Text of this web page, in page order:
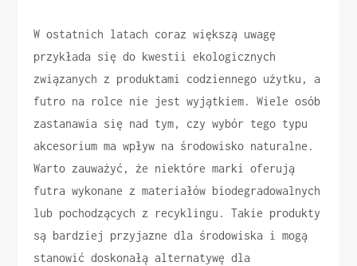
W ostatnich latach coraz większą uwagę
przykłada się do kwestii ekologicznych
związanych z produktami codziennego użytku, a
futro na rolce nie jest wyjątkiem. Wiele osób
zastanawia się nad tym, czy wybór tego typu
akcesorium ma wpływ na środowisko naturalne.
Warto zauważyć, że niektóre marki oferują
futra wykonane z materiałów biodegradowalnych
lub pochodzących z recyklingu. Takie produkty
są bardziej przyjazne dla środowiska i mogą
stanowić doskonałą alternatywę dla